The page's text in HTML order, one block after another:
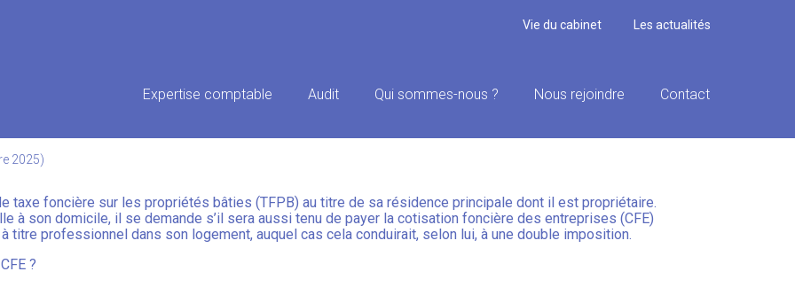
Vie du cabinet Les actualités
Expertise comptable Audit Qui sommes-nous ? Nous rejoindre Contact
2025)
taxe foncière sur les propriétés bâties (TFPB) au titre de sa résidence principale dont il est propriétaire.
à son domicile, il se demande s’il sera aussi tenu de payer la cotisation foncière des entreprises (CFE)
à titre professionnel dans son logement, auquel cas cela conduirait, selon lui, à une double imposition.
?